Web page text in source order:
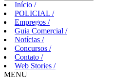
Início /
POLICIAL /
Empregos /
Guia Comercial /
Notícias /
Concursos /
Contato /
Web Stories /
MENU